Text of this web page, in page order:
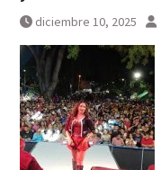
diciembre 10, 2025